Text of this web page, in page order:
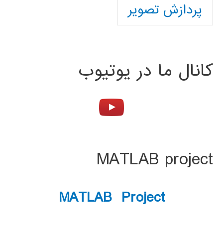
پردازش تصویر
کانال ما در یوتیوب
MATLAB project
MATLAB Project